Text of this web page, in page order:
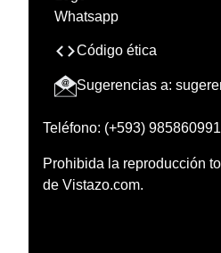
Código ética
Sugerencias a:
Teléfono: (+593)
Prohibida la reproducción
de Vistazo.com.